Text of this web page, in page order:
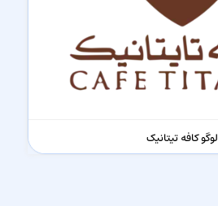
لوگو کافه تیتانیک